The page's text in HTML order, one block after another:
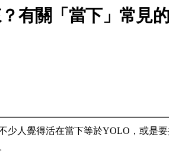
有關「當下」常見
少人覺得活在當下等於YOLO，或是